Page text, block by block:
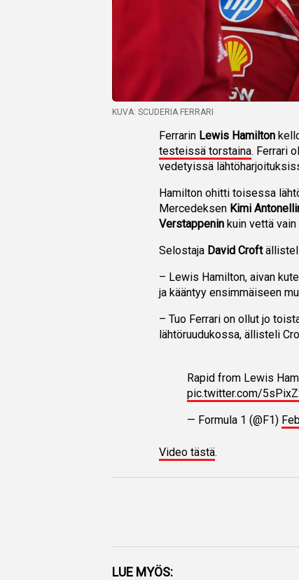
KUVA: SCUDERIA FERRARI
Ferrarin Lewis Hamilton
testeissä torstaina. Ferrari
vedetyissä
Hamilton ohitti toisessa
Mercedeksen Kimi
Verstappenin kuin vettä vain
Selostaja David Croft
– Lewis Hamilton, aivan
ja kääntyy ensimmäiseen
– Tuo Ferrari on ollut jo
lähtöruudukossa, ällisteli
Rapid from Lewis
pic.twitter.com/
— Formula 1 (@F1)
Video tästä.
Facebook
LUE MYÖS: